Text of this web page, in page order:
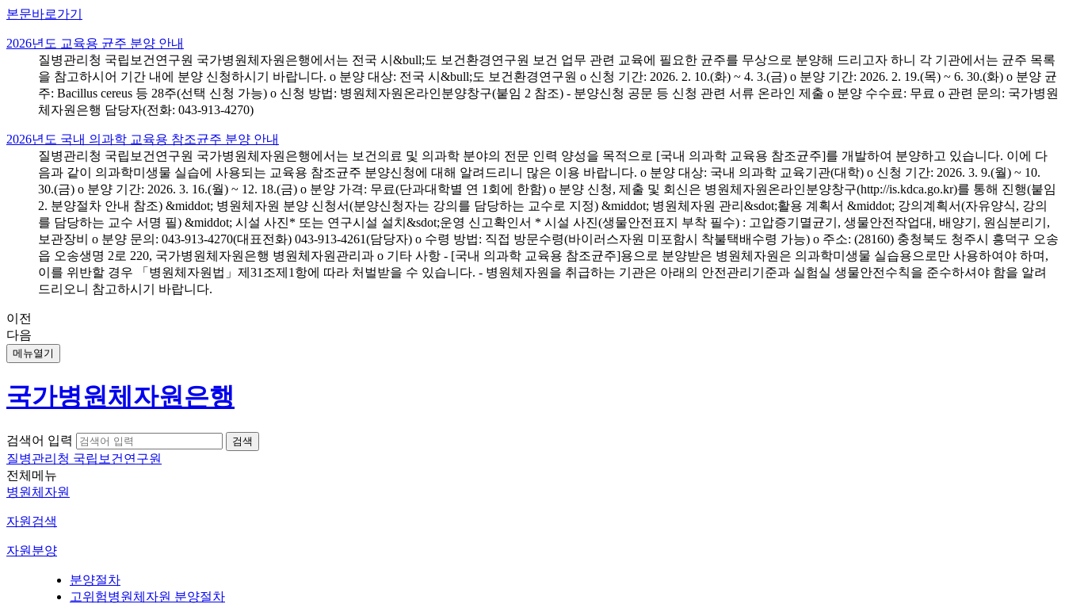
본문바로가기
2026년도 교육용 균주 분양 안내
질병관리청 국립보건연구원 국가병원체자원은행에서는 전국 시&bull;도 보건환경연구원 보건 업무 관련 교육에 필요한 균주를 무상으로 분양해 드리고자 하니 각 기관에서는 균주 목록
을 참고하시어 기간 내에 분양 신청하시기 바랍니다. o 분양 대상: 전국 시&bull;도 보건환경연구원 o 신청 기간: 2026. 2. 10.(화) ~ 4. 3.(금) o 분양 기간: 2026. 2. 19.(목) ~ 6. 30.(화) o 분양 균
주: Bacillus cereus 등 28주(선택 신청 가능) o 신청 방법: 병원체자원온라인분양창구(붙임 2 참조) - 분양신청 공문 등 신청 관련 서류 온라인 제출 o 분양 수수료: 무료 o 관련 문의: 국가병원
체자원은행 담당자(전화: 043-913-4270)
2026년도 국내 의과학 교육용 참조균주 분양 안내
질병관리청 국립보건연구원 국가병원체자원은행에서는 보건의료 및 의과학 분야의 전문 인력 양성을 목적으로 [국내 의과학 교육용 참조균주]를 개발하여 분양하고 있습니다. 이에 다
음과 같이 의과학미생물 실습에 사용되는 교육용 참조균주 분양신청에 대해 알려드리니 많은 이용 바랍니다. o 분양 대상: 국내 의과학 교육기관(대학) o 신청 기간: 2026. 3. 9.(월) ~ 10.
30.(금) o 분양 기간: 2026. 3. 16.(월) ~ 12. 18.(금) o 분양 가격: 무료(단과대학별 연 1회에 한함) o 분양 신청, 제출 및 회신은 병원체자원온라인분양창구(http://is.kdca.go.kr)를 통해 진행(붙임
2. 분양절차 안내 참조) &middot; 병원체자원 분양 신청서(분양신청자는 강의를 담당하는 교수로 지정) &middot; 병원체자원 관리&sdot;활용 계획서 &middot; 강의계획서(자유양식, 강의
를 담당하는 교수 서명 필) &middot; 시설 사진* 또는 연구시설 설치&sdot;운영 신고확인서 * 시설 사진(생물안전표지 부착 필수) : 고압증기멸균기, 생물안전작업대, 배양기, 원심분리기,
보관장비 o 분양 문의: 043-913-4270(대표전화) 043-913-4261(담당자) o 수령 방법: 직접 방문수령(바이러스자원 미포함시 착불택배수령 가능) o 주소: (28160) 충청북도 청주시 흥덕구 오송
읍 오송생명 2로 220, 국가병원체자원은행 병원체자원관리과 o 기타 사항 - [국내 의과학 교육용 참조균주]용으로 분양받은 병원체자원은 의과학미생물 실습용으로만 사용하여야 하며,
이를 위반할 경우 「병원체자원법」제31조제1항에 따라 처벌받을 수 있습니다. - 병원체자원을 취급하는 기관은 아래의 안전관리기준과 실험실 생물안전수칙을 준수하셔야 함을 알려
드리오니 참고하시기 바랍니다.
이전
다음
메뉴열기
국가병원체자원은행
검색어 입력
질병관리청 국립보건연구원
전체메뉴
병원체자원
자원검색
자원분양
분양절차
고위험병원체자원 분양절차